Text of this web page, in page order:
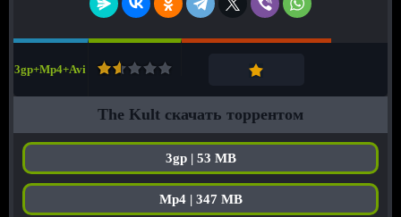
3gp+Mp4+Avi
The Kult скачать торрентом
3gp | 53 MB
Mp4 | 347 MB